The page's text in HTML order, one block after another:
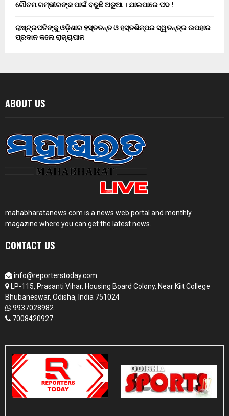
ଗୌତମ ଗମ୍ଭୀରଙ୍କ ପାଇଁ ବଢୁଛି ଅଡୁଆ । ଯାଇପାରେ ପଦ !
ରାଷ୍ଟ୍ରପତିଙ୍କୁ ଓଡ଼ିଶାର ହସ୍ତତନ୍ତ ଓ ହସ୍ତଶିଳ୍ପର ସ୍ୱତନ୍ତ୍ର ଉପହାର
ପ୍ରଦାନ କଲେ ରାଜ୍ୟପାଳ
ABOUT US
mahabharatanews.com is a news web portal and monthly
magazine where you can get the latest news.
CONTACT US
info@reporterstoday.com
LP-115, Prasanti Vihar, Housing Board Colony, Near Kiit College
Bhubaneswar, Odisha, India 751024
9937028982
7008420927